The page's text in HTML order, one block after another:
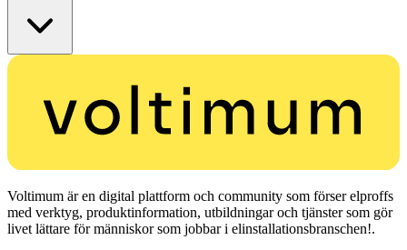
Voltimum är en digital plattform och community som förser elproffs
med verktyg, produktinformation, utbildningar och tjänster som gör
livet lättare för människor som jobbar i elinstallationsbranschen!.